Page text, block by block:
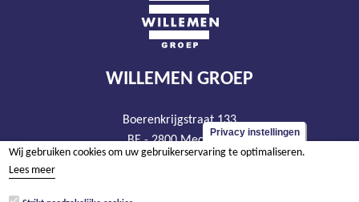
WILLEMEN GROEP
Boerenkrijgstraat 133
BE - 2800 Mechelen
tel +32 15 569 965
Privacy instellingen
Wij gebruiken cookies om uw gebruikerservaring te optimaliseren.
Lees meer